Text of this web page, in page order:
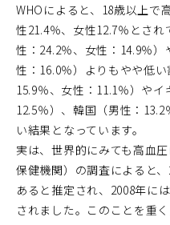
WHOによると、18歳以上で
性21.4％、女性12.7％とさ
性：24.2％、女性：14.9％
性：16.0％）よりもやや低
15.9％、女性：11.1％）やイ
12.5％）、韓国（男性：
い結果となっています。
実は、世界的にみても高血
保健機関）の調査によると
あると推定され、2008年に
されました。このことを重